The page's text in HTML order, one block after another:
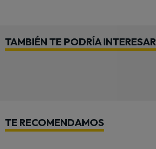
TAMBIÉN TE PODRÍA INTERESAR
TE RECOMENDAMOS